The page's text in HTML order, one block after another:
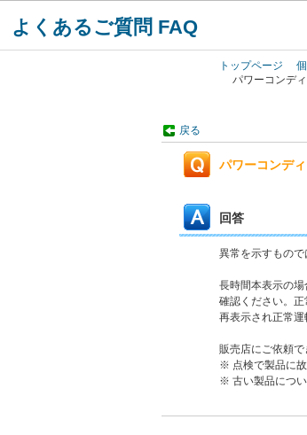
よくあるご質問 FAQ
トップページ
パワーコンデ
戻る
パワーコンデ
回答
異常を示すもの
長時間本表示の
確認ください。正
再表示され正常運
販売店にご依頼
※ 点検で製品に故
※ 古い製品につい